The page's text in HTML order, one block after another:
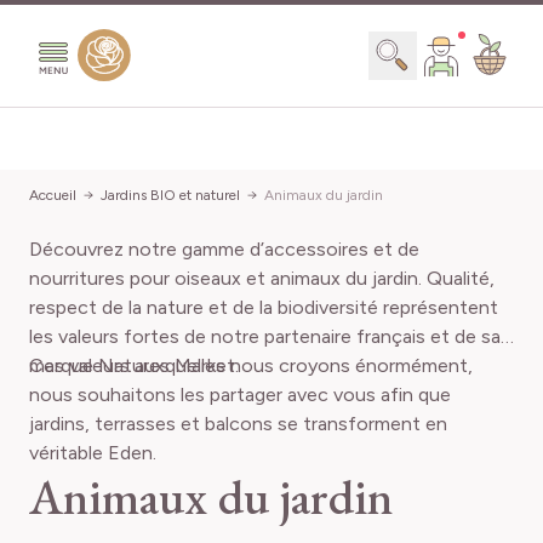
Chercher
Accueil Jardins BIO et naturel Animaux du jardin
Découvrez notre gamme d’accessoires et de
nourritures pour oiseaux et animaux du jardin. Qualité,
respect de la nature et de la biodiversité représentent
les valeurs fortes de notre partenaire français et de sa
marque Natures Market.
Ces valeurs auxquelles nous croyons énormément,
nous souhaitons les partager avec vous afin que
jardins, terrasses et balcons se transforment en
véritable Eden.
Animaux du jardin